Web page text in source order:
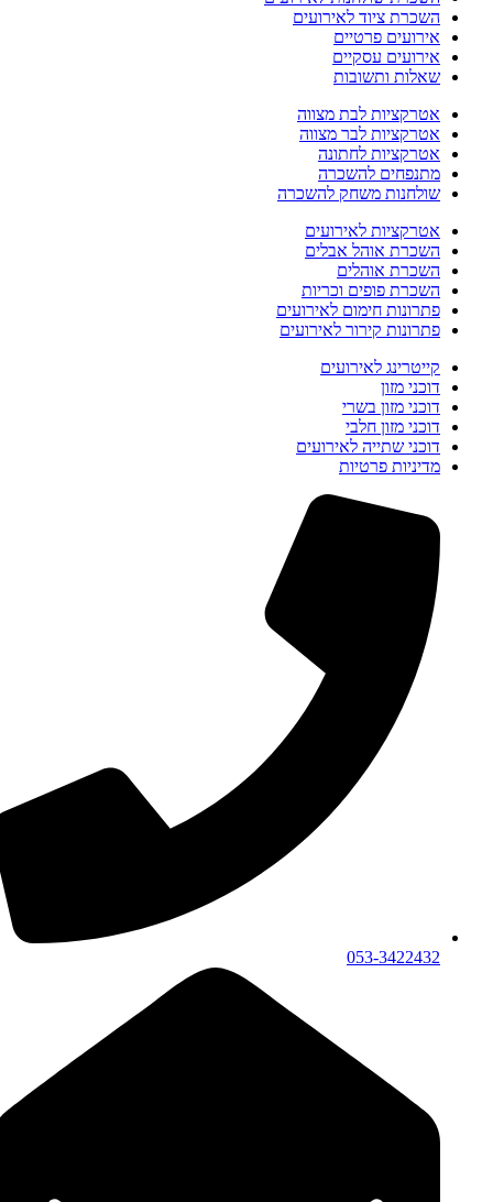
השכרת ציוד לאירועים
אירועים פרטיים
אירועים עסקיים
שאלות ותשובות
אטרקציות לבת מצווה
אטרקציות לבר מצווה
אטרקציות לחתונה
מתנפחים להשכרה
שולחנות משחק להשכרה
אטרקציות לאירועים
השכרת אוהל אבלים
השכרת אוהלים
השכרת פופים וכריות
פתרונות חימום לאירועים
פתרונות קירור לאירועים
קייטרינג לאירועים
דוכני מזון
דוכני מזון בשרי
דוכני מזון חלבי
דוכני שתייה לאירועים
מדיניות פרטיות
053-3422432